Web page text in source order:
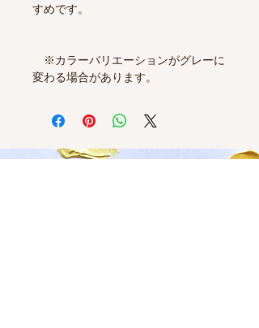
すめです。
※カラーバリエーションがグレーに
変わる場合があります。